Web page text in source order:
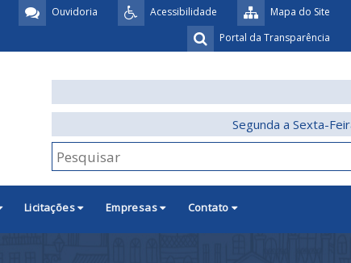
Mapa do Site
Acessibilidade
Ouvidoria
Portal da Transparência
Segunda a Sexta-
Licitações Empresas Contato